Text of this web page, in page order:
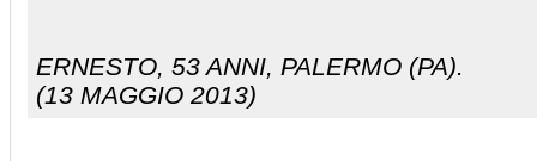
ERNESTO, 53 ANNI, PALERMO (PA).
(13 MAGGIO 2013)